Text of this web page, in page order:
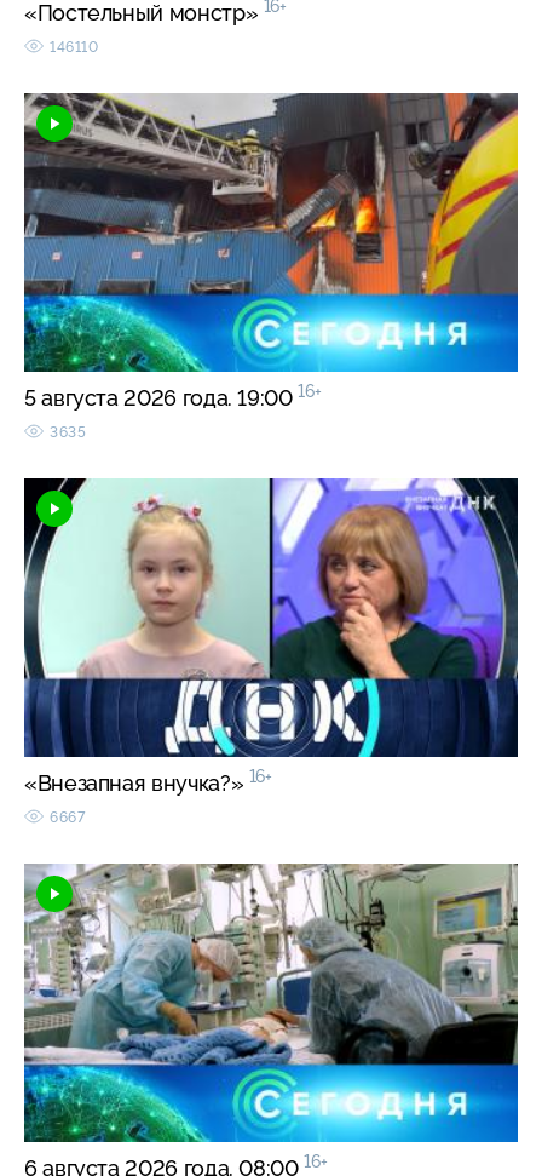
«Постельный монстр» 16+
146110
5 августа 2026 года. 19:00 16+
3635
«Внезапная внучка?» 16+
6667
6 августа 2026 года. 08:00 16+